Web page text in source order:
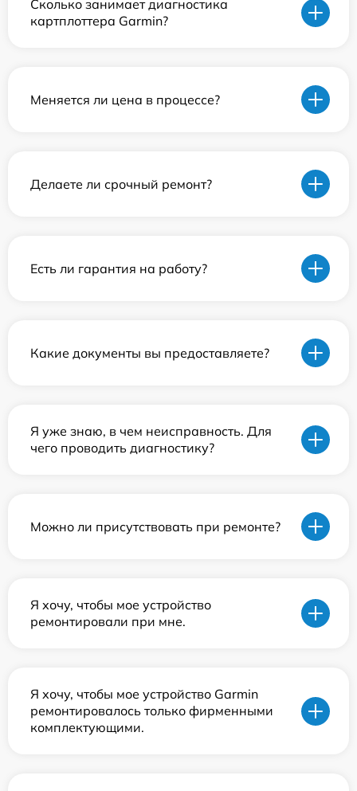
Сколько занимает диагностика
картплоттера Garmin?
Меняется ли цена в процессе?
Делаете ли срочный ремонт?
Есть ли гарантия на работу?
Какие документы вы предоставляете?
Я уже знаю, в чем неисправность. Для
чего проводить диагностику?
Можно ли присутствовать при ремонте?
Я хочу, чтобы мое устройство
ремонтировали при мне.
Я хочу, чтобы мое устройство Garmin
ремонтировалось только фирменными
комплектующими.